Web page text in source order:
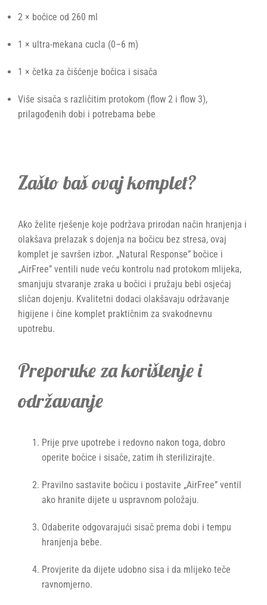
2 × bočice od 260 ml
1 × ultra-mekana cucla (0–6 m)
1 × četka za čišćenje bočica i sisača
Više sisača s različitim protokom (flow 2 i flow 3),
prilagođenih dobi i potrebama bebe
Zašto baš ovaj komplet?
Ako želite rješenje koje podržava prirodan način hranjenja i
olakšava prelazak s dojenja na bočicu bez stresa, ovaj
komplet je savršen izbor. „Natural Response” bočice i
„AirFree” ventili nude veću kontrolu nad protokom mlijeka,
smanjuju stvaranje zraka u bočici i pružaju bebi osjećaj
sličan dojenju. Kvalitetni dodaci olakšavaju održavanje
higijene i čine komplet praktičnim za svakodnevnu
upotrebu.
Preporuke za korištenje i
održavanje
Prije prve upotrebe i redovno nakon toga, dobro
operite bočice i sisače, zatim ih sterilizirajte.
Pravilno sastavite bočicu i postavite „AirFree” ventil
ako hranite dijete u uspravnom položaju.
Odaberite odgovarajući sisač prema dobi i tempu
hranjenja bebe.
Provjerite da dijete udobno sisa i da mlijeko teče
ravnomjerno.